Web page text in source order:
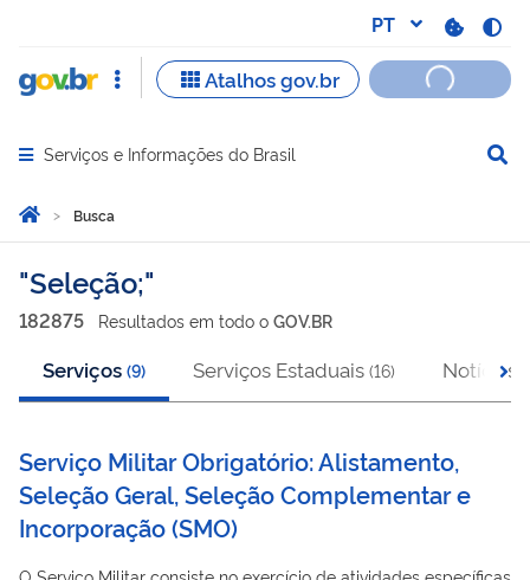
Abrir menu principal de navegação
Serviços e Informações do Brasil
Você está aqui:
Página Inicial
Busca
Busca
Seleção;
182875 Resultados em todo o GOV.BR
Serviços (9) Serviços Estaduais (16) Notícias
Serviço Militar Obrigatório: Alistamento,
Seleção Geral, Seleção Complementar e
Incorporação(SMO)